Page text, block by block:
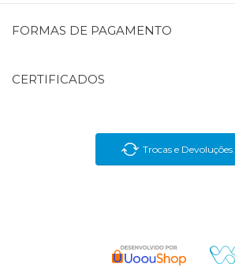
FORMAS DE PAGAMENTO
CERTIFICADOS
Trocas e Devoluções